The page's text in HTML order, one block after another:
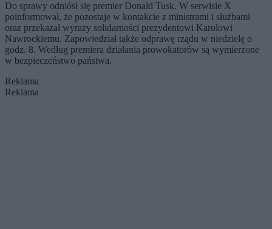
Do sprawy odniósł się premier Donald Tusk. W serwisie X
poinformował, że pozostaje w kontakcie z ministrami i służbami
oraz przekazał wyrazy solidarności prezydentowi Karolowi
Nawrockiemu. Zapowiedział także odprawę rządu w niedzielę o
godz. 8. Według premiera działania prowokatorów są wymierzone
w bezpieczeństwo państwa.
Reklama
Reklama